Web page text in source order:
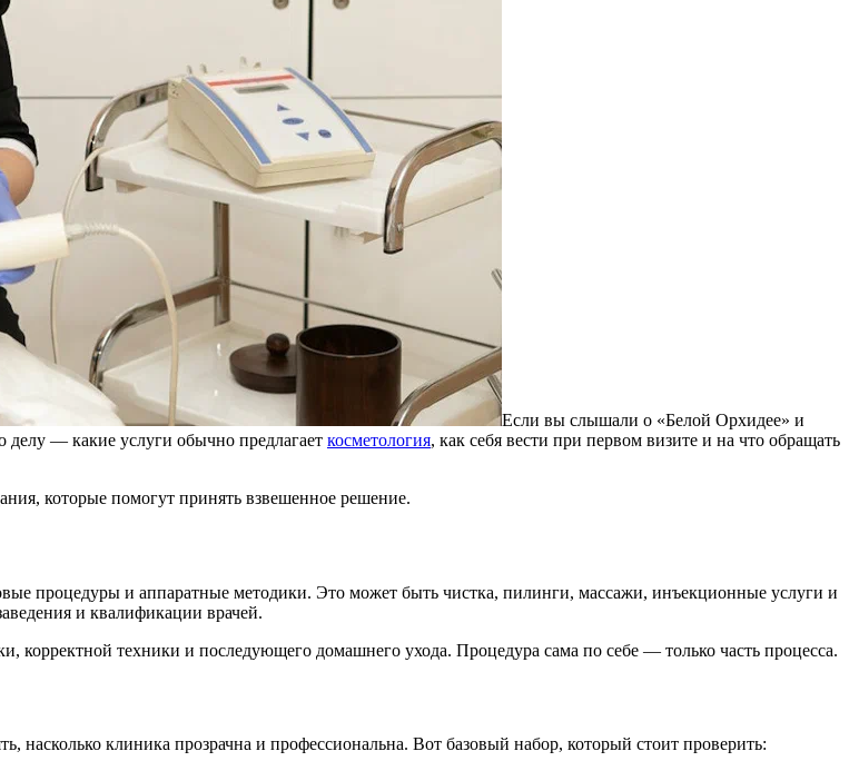
Если вы слышали о «Белой Орхидее» и
делу — какие услуги обычно предлагает косметология, как себя вести при первом визите и на что обращать
которые помогут принять взвешенное решение.
процедуры и аппаратные методики. Это может быть чистка, пилинги, массажи, инъекционные услуги и
и квалификации врачей.
корректной техники и последующего домашнего ухода. Процедура сама по себе — только часть процесса.
насколько клиника прозрачна и профессиональна. Вот базовый набор, который стоит проверить: